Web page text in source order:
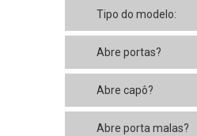
Tipo do modelo:
Abre portas?
Abre capô?
Abre porta malas?